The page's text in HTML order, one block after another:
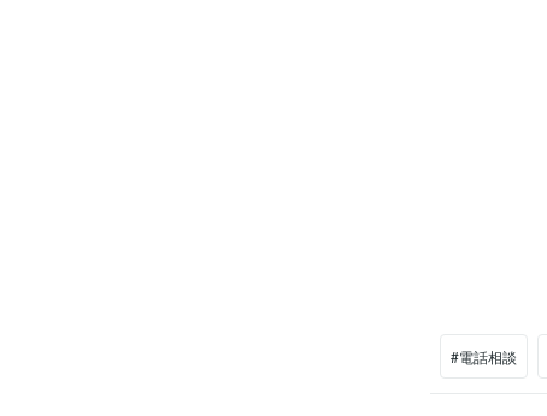
#電話相談